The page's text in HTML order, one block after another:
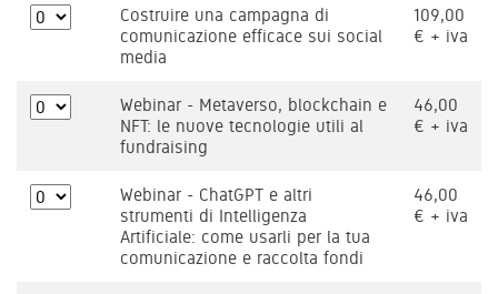
Costruire una campagna di
comunicazione efficace sui social
media
109,00
€ + iva
Webinar - Metaverso, blockchain e
NFT: le nuove tecnologie utili al
fundraising
46,00
€ + iva
Webinar - ChatGPT e altri
strumenti di Intelligenza
Artificiale: come usarli per la tua
comunicazione e raccolta fondi
46,00
€ + iva